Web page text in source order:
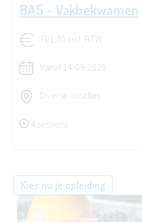
BA5 - Vakbekwamen
701,80 incl. BTW
Vanaf 14-09-2026
Diverse locaties
4 sessie(s)
Kies nu je opleiding